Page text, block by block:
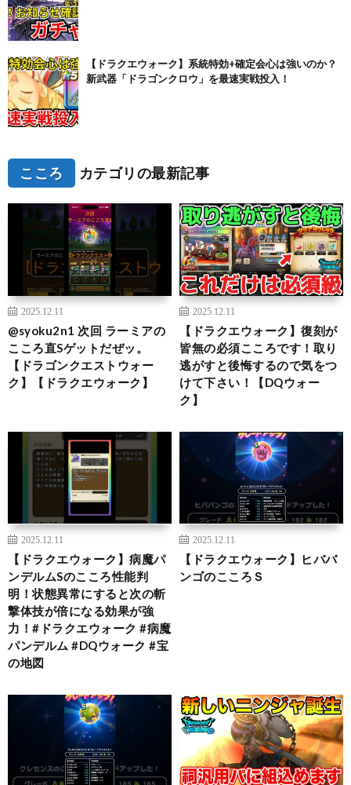
【ドラクエウォーク】系統特効+確定会心は強いのか？
新武器「ドラゴンクロウ」を最速実戦投入！
こころ カテゴリの最新記事
2025.12.11
@syoku2n1 次回 ラーミアの
こころ直Sゲットだぜッ。
【ドラゴンクエストウォー
ク】【ドラクエウォーク】
2025.12.11
【ドラクエウォーク】復刻が
皆無の必須こころです！取り
逃がすと後悔するので気をつ
けて下さい！【DQウォー
ク】
2025.12.11
【ドラクエウォーク】病魔パ
ンデルムSのこころ性能判
明！状態異常にすると次の斬
撃体技が倍になる効果が強
力！#ドラクエウォーク #病魔
パンデルム #DQウォーク #宝
の地図
2025.12.11
【ドラクエウォーク】ヒババ
ンゴのこころＳ